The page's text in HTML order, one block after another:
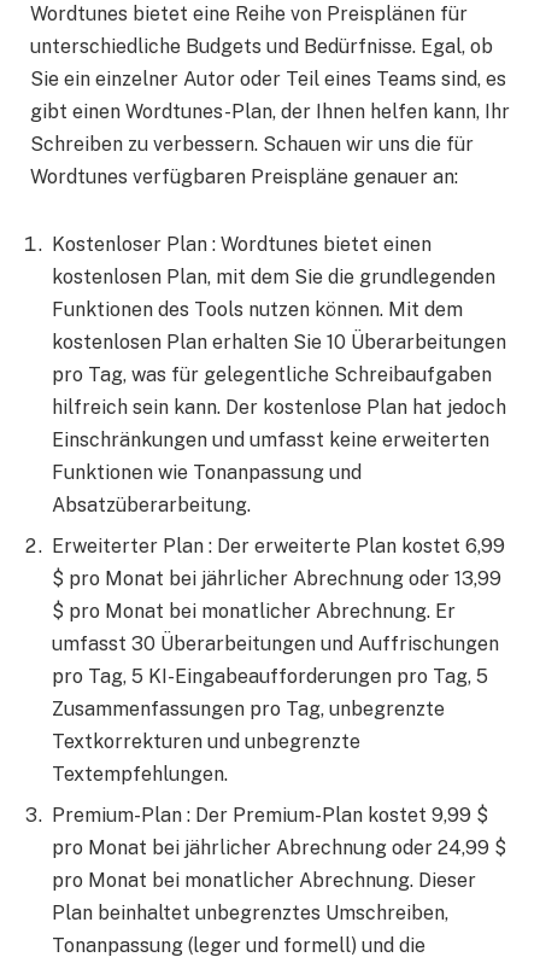
Wordtunes bietet eine Reihe von Preisplänen für
unterschiedliche Budgets und Bedürfnisse. Egal, ob
Sie ein einzelner Autor oder Teil eines Teams sind, es
gibt einen Wordtunes-Plan, der Ihnen helfen kann, Ihr
Schreiben zu verbessern. Schauen wir uns die für
Wordtunes verfügbaren Preispläne genauer an:
Kostenloser Plan : Wordtunes bietet einen
kostenlosen Plan, mit dem Sie die grundlegenden
Funktionen des Tools nutzen können. Mit dem
kostenlosen Plan erhalten Sie 10 Überarbeitungen
pro Tag, was für gelegentliche Schreibaufgaben
hilfreich sein kann. Der kostenlose Plan hat jedoch
Einschränkungen und umfasst keine erweiterten
Funktionen wie Tonanpassung und
Absatzüberarbeitung.
Erweiterter Plan : Der erweiterte Plan kostet 6,99
$ pro Monat bei jährlicher Abrechnung oder 13,99
$ pro Monat bei monatlicher Abrechnung. Er
umfasst 30 Überarbeitungen und Auffrischungen
pro Tag, 5 KI-Eingabeaufforderungen pro Tag, 5
Zusammenfassungen pro Tag, unbegrenzte
Textkorrekturen und unbegrenzte
Textempfehlungen.
Premium-Plan : Der Premium-Plan kostet 9,99 $
pro Monat bei jährlicher Abrechnung oder 24,99 $
pro Monat bei monatlicher Abrechnung. Dieser
Plan beinhaltet unbegrenztes Umschreiben,
Tonanpassung (leger und formell) und die